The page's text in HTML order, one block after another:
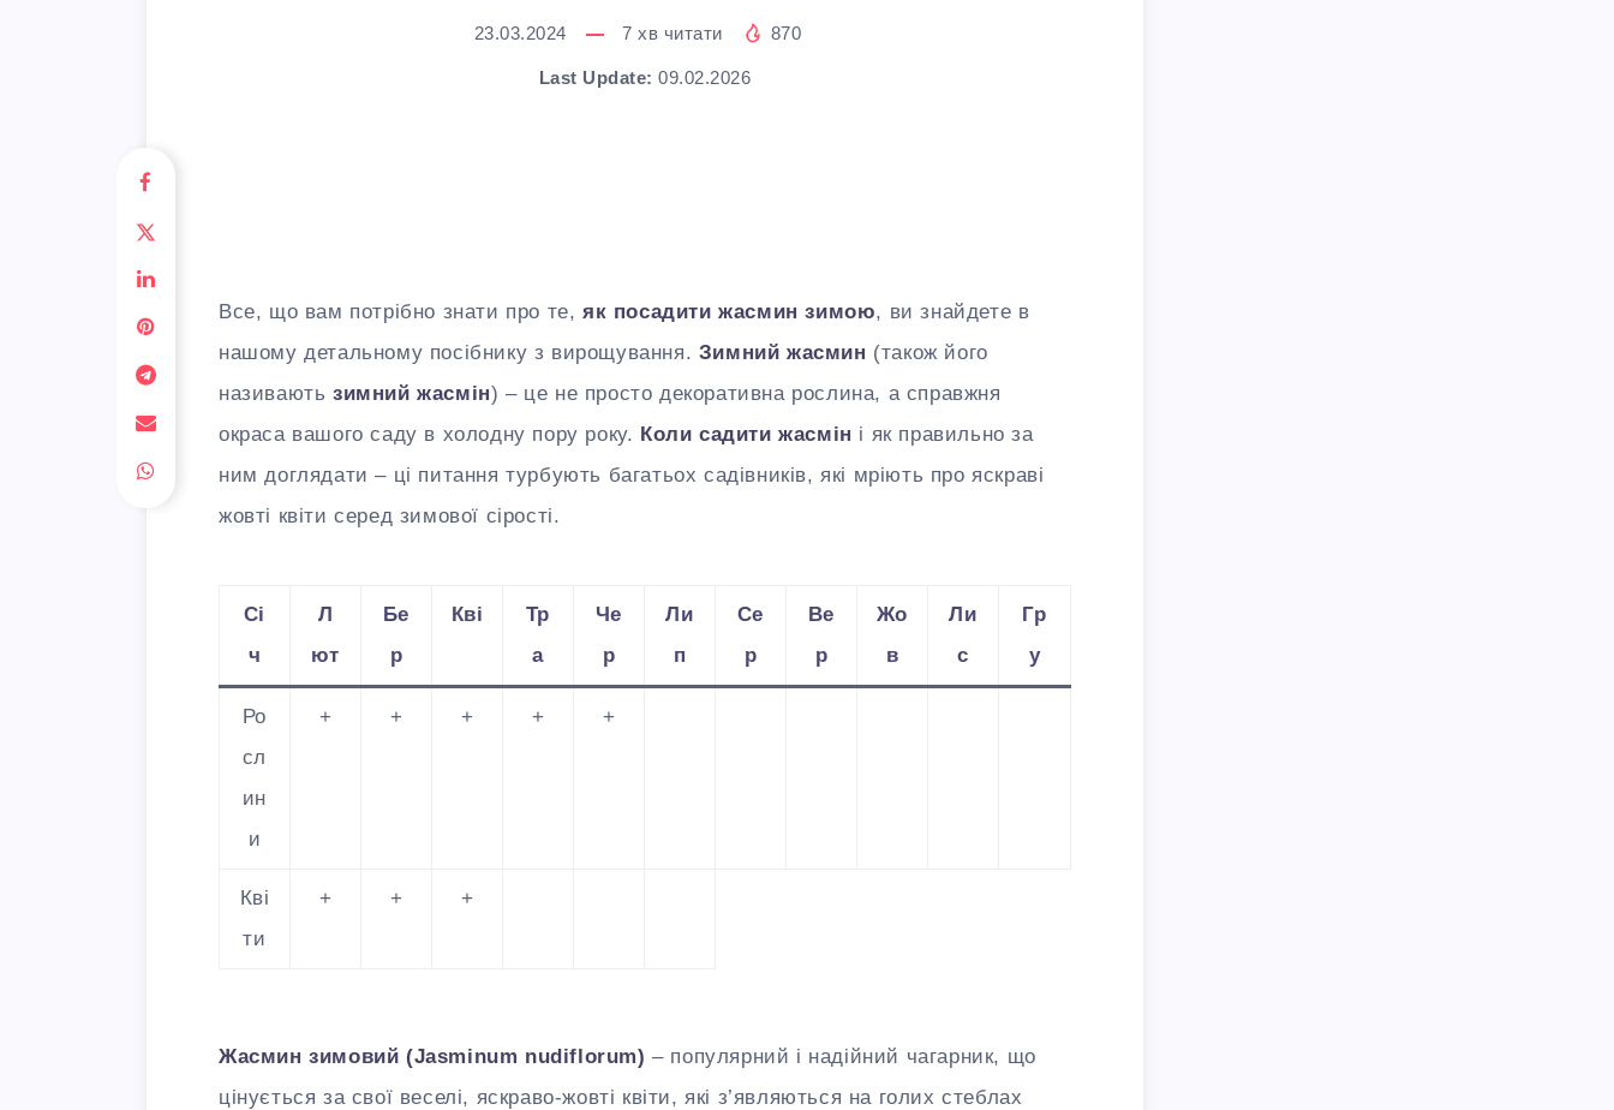
23.03.2024 7 хв читати 870
Last Update: 09.02.2026
Все, що вам потрібно знати про те, як посадити жасмин зимою, ви знайдете в
нашому детальному посібнику з вирощування. Зимний жасмин (також його
називають зимний жасмін) – це не просто декоративна рослина, а справжня
окраса вашого саду в холодну пору року. Коли садити жасмін і як правильно за
ним доглядати – ці питання турбують багатьох садівників, які мріють про яскраві
жовті квіти серед зимової сірості.
Сі
ч
Л
ют
Бе
р
Кві
Тр
а
Че
р
Ли
п
Се
р
Ве
р
Жо
в
Ли
с
Гр
у
Ро
сл
ин
и
+ + + + +
Кві
ти
+ + +
Жасмин зимовий (Jasminum nudiflorum) – популярний і надійний чагарник, що
цінується за свої веселі, яскраво-жовті квіти, які з’являються на голих стеблах